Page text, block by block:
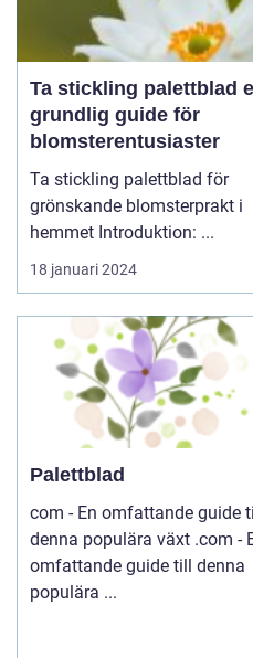
Ta stickling palettblad en
grundlig guide för
blomsterentusiaster
Ta stickling palettblad för
grönskande blomsterprakt i
hemmet Introduktion: ...
18 januari 2024
Palettblad
com - En omfattande guide
denna populära växt .com - En
omfattande guide till denna
populära ...